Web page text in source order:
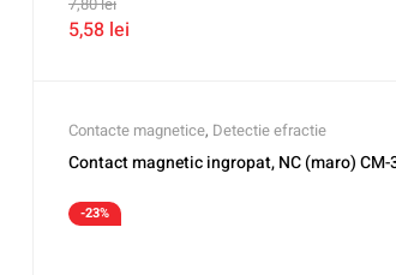
5,58 lei
Contacte magnetice, Detectie efractie
Contact magnetic ingropat, NC (maro) CM-
-23%